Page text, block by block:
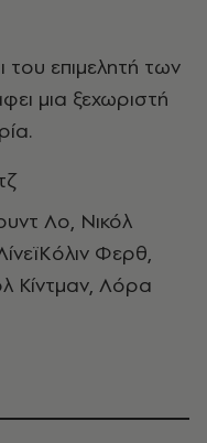
επιμελητή των
μια ξεχωριστή
Λο, Νικόλ
Φερθ,
Κίντμαν, Λόρα